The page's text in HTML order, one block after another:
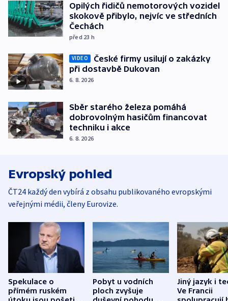
Opilých řidičů nemotorových vozidel
skokově přibylo, nejvíc ve středních
Čechách
před 23 h
VIDEO
České firmy usilují o zakázky
při dostavbě Dukovan
6. 8. 2026
Sběr starého železa pomáhá
dobrovolným hasičům financovat
techniku i akce
6. 8. 2026
Evropský pohled
ČT24 každý den vybírá z obsahu publikovaného evropskými
veřejnými médii, členy Eurovize.
Spekulace o
přímém ruském
Pobyt u vodních
ploch zvyšuje
Jiný jazyk i
Ve Francii